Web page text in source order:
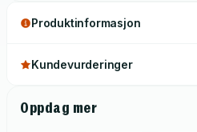
Produktinformasjon
Kundevurderinger
Oppdag mer